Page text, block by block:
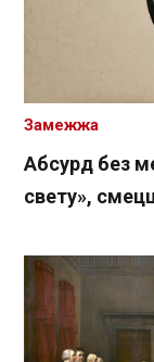
Абсурд без
свету»,
Замежжа